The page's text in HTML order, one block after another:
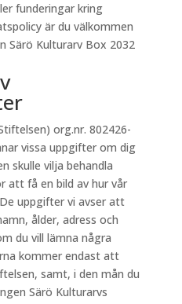
funderingar kring
är du välkommen
Särö Kulturarv Box 2032
org.nr. 802426-
vissa uppgifter om dig
skulle vilja behandla
att få en bild av hur vår
uppgifter vi avser att
ålder, adress och
du vill lämna några
kommer endast att
samt, i den mån du
Särö Kulturarvs